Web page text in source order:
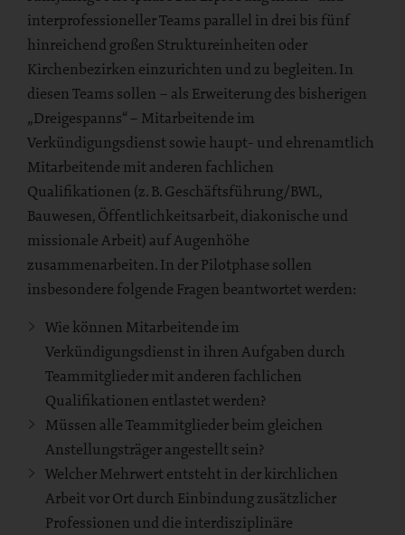
interprofessioneller Teams parallel in drei bis fünf
hinreichend großen Struktureinheiten oder
Kirchenbezirken einzurichten und zu begleiten. In
diesen Teams sollen – als Erweiterung des bisherigen
„Dreigespanns“ – Mitarbeitende im
Verkündigungsdienst sowie haupt- und ehrenamtlich
Mitarbeitende mit anderen fachlichen
Qualifikationen (z. B. Geschäftsführung/BWL,
Bauwesen, Öffentlichkeitsarbeit, diakonische und
missionale Arbeit) auf Augenhöhe
zusammenarbeiten. In der Pilotphase sollen
insbesondere folgende Fragen beantwortet werden:
Wie können Mitarbeitende im
Verkündigungsdienst in ihren Aufgaben durch
Teammitglieder mit anderen fachlichen
Qualifikationen entlastet werden?
Müssen alle Teammitglieder beim gleichen
Anstellungsträger angestellt sein?
Welcher Mehrwert entsteht in der kirchlichen
Arbeit vor Ort durch Einbindung zusätzlicher
Professionen und die interdisziplinäre